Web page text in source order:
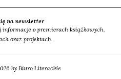
na newsletter
o premierach książkowych,
oraz projektach.
by Biuro Literackie